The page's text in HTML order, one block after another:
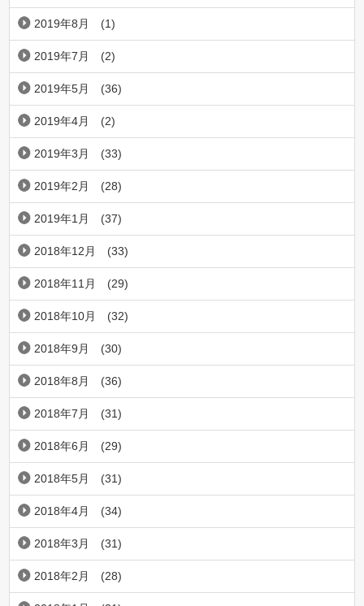
2019年8月 (1)
2019年7月 (2)
2019年5月 (36)
2019年4月 (2)
2019年3月 (33)
2019年2月 (28)
2019年1月 (37)
2018年12月 (33)
2018年11月 (29)
2018年10月 (32)
2018年9月 (30)
2018年8月 (36)
2018年7月 (31)
2018年6月 (29)
2018年5月 (31)
2018年4月 (34)
2018年3月 (31)
2018年2月 (28)